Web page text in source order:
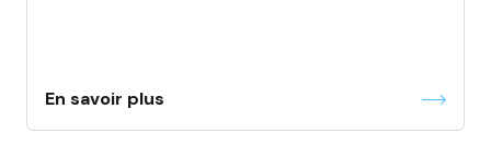
En savoir plus